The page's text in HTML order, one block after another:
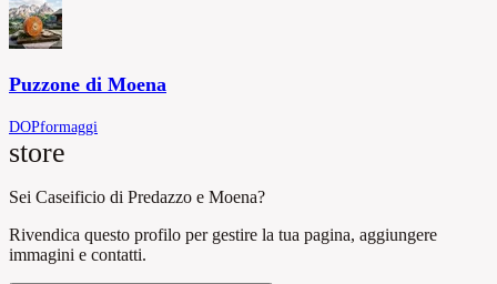
Puzzone di Moena
DOPformaggi
store
Sei Caseificio di Predazzo e Moena?
Rivendica questo profilo per gestire la tua pagina, aggiungere
immagini e contatti.